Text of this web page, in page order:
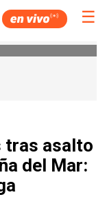
☰
tras asalto
del Mar: